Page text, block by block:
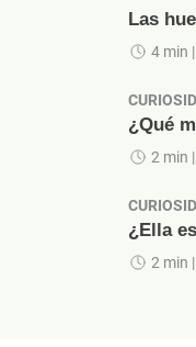
Las
4 min
¿Qué
2 min
¿Ella
2 min